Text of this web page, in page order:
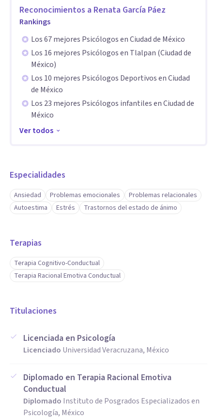
escuchadas, sino también comprenderse mejor y generar
cambios reales en su día a día.
Aptitudes
APTITUDES
el primer momento
• Capacidad para ayudarte a ver nuevas perspectivas y
• Acompañamiento respetuoso y sin juicios
• Sensibilidad para identificar patrones de pensamiento que
generan malestar
día
Reconocimientos a Renata García Páez
Rankings
Los 67 mejores Psicólogos en Ciudad de México
Los 16 mejores Psicólogos en Tlalpan (Ciudad de
México)
Los 10 mejores Psicólogos Deportivos en Ciudad
de México
Los 23 mejores Psicólogos infantiles en Ciudad de
México
Ver todos
Especialidades
Ansiedad Problemas emocionales
Problemas relacionales
Autoestima
Estrés Trastornos del estado de ánimo
Terapias
Terapia Cognitivo-Conductual
Terapia Racional Emotiva Conductual
Titulaciones
Licenciada en Psicología
Licenciado Universidad Veracruzana, México
Diplomado en Terapia Racional Emotiva
Conductual
Diplomado Instituto de Posgrados Especializados en
Psicología, México